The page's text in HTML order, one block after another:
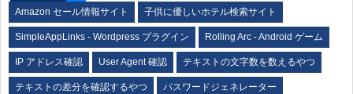
Amazon セール情報サイト 子供に優しいホテル検索サイト
SimpleAppLinks - Wordpress プラグイン Rolling Arc - Android ゲーム
IP アドレス確認 User Agent 確認 テキストの文字数を数えるやつ
テキストの差分を確認するやつ パスワードジェネレーター